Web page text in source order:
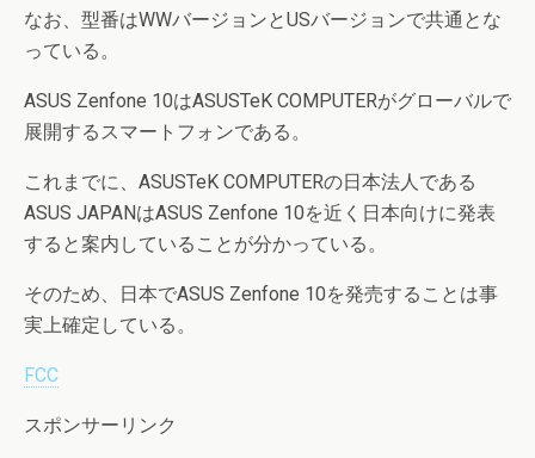
なお、型番はWWバージョンとUSバージョンで共通とな
っている。
ASUS Zenfone 10はASUSTeK COMPUTERがグローバルで
展開するスマートフォンである。
これまでに、ASUSTeK COMPUTERの日本法人である
ASUS JAPANはASUS Zenfone 10を近く日本向けに発表
すると案内していることが分かっている。
そのため、日本でASUS Zenfone 10を発売することは事
実上確定している。
FCC
スポンサーリンク